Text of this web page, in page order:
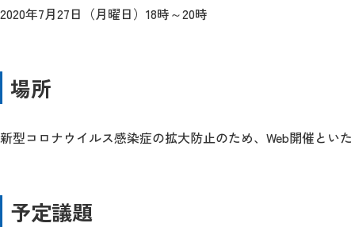
2020年7月27日（月曜日）18時～20時
場所
新型コロナウイルス感染症の拡大防止のため、Web開催とい
予定議題